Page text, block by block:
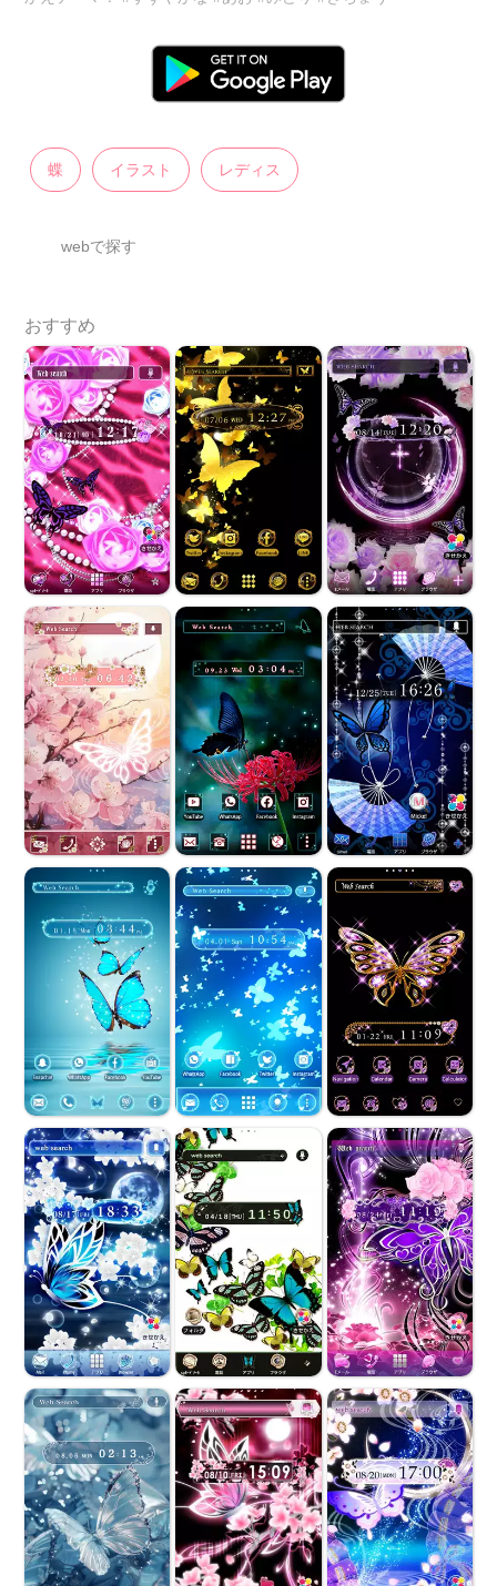
蝶 イラスト レディス
webで探す
おすすめ